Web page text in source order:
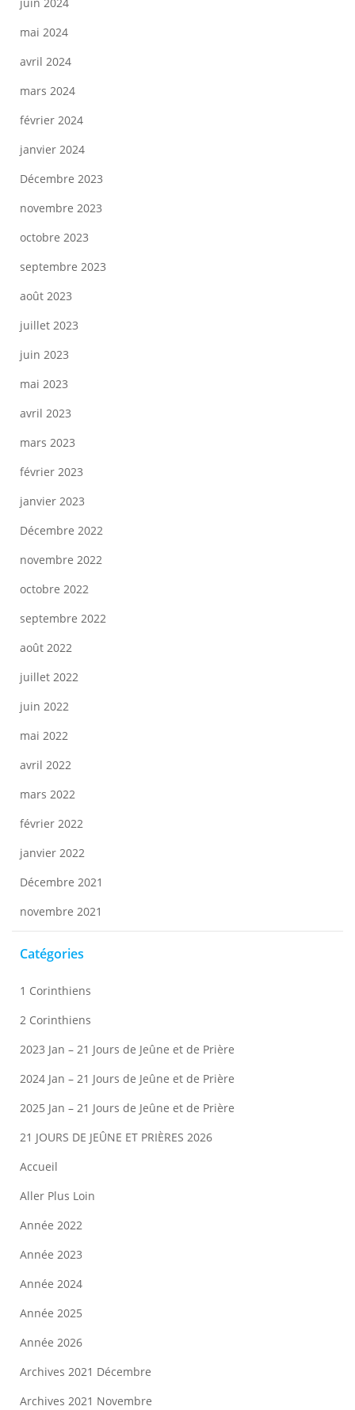
mai 2024
avril 2024
mars 2024
février 2024
janvier 2024
Décembre 2023
novembre 2023
octobre 2023
septembre 2023
août 2023
juillet 2023
juin 2023
mai 2023
avril 2023
mars 2023
février 2023
janvier 2023
Décembre 2022
novembre 2022
octobre 2022
septembre 2022
août 2022
juillet 2022
juin 2022
mai 2022
avril 2022
mars 2022
février 2022
janvier 2022
Décembre 2021
novembre 2021
Catégories
1 Corinthiens
2 Corinthiens
2023 Jan – 21 Jours de Jeûne et de Prière
2024 Jan – 21 Jours de Jeûne et de Prière
2025 Jan – 21 Jours de Jeûne et de Prière
21 JOURS DE JEÛNE ET PRIÈRES 2026
Accueil
Aller Plus Loin
Année 2022
Année 2023
Année 2024
Année 2025
Année 2026
Archives 2021 Décembre
Archives 2021 Novembre